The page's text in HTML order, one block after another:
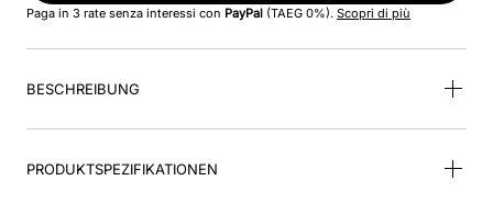
9.inserto fronte
10.glänzend schwarz
Paga in 3 rate senza interessi con PayPal (TAEG 0%). Scopri di più
BESCHREIBUNG
PRODUKTSPEZIFIKATIONEN